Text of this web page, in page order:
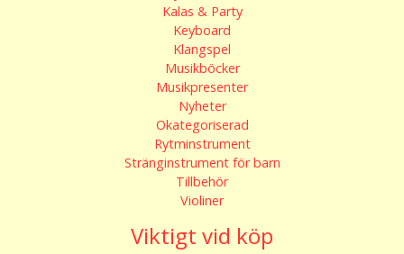
Kalas & Party
Keyboard
Klangspel
Musikböcker
Musikpresenter
Nyheter
Okategoriserad
Rytminstrument
Stränginstrument för barn
Tillbehör
Violiner
Viktigt vid köp